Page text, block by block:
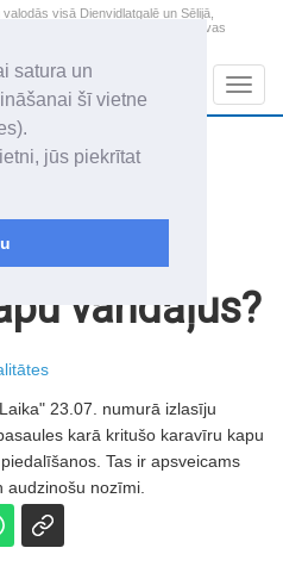
satura un
šī vietne
jūs piekrītat
visā Dienvidlatgalē un Sēlijā,
valstspilsētu, Augšdaugavas
+18.2
vandāļus?
23.07. numurā izlasīju
karā kritušo karavīru kapu
Tas ir apsveicams
audzinošu nozīmi.